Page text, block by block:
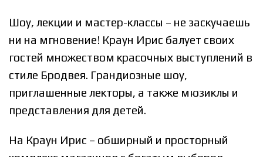
Шоу, лекции и мастер-классы – не заскучаешь
ни на мгновение! Краун Ирис балует своих
гостей множеством красочных выступлений в
стиле Бродвея. Грандиозные шоу,
приглашенные лекторы, а также мюзиклы и
представления для детей.
На Краун Ирис – обширный и просторный